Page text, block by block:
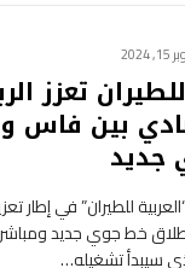
تعزز
بين فاس
جديد
للطيران” في إطار
إطلاق خط جوي جديد
سيبدأ تشغيله…